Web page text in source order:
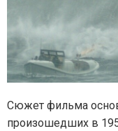
Сюжет фильма
произошедших в